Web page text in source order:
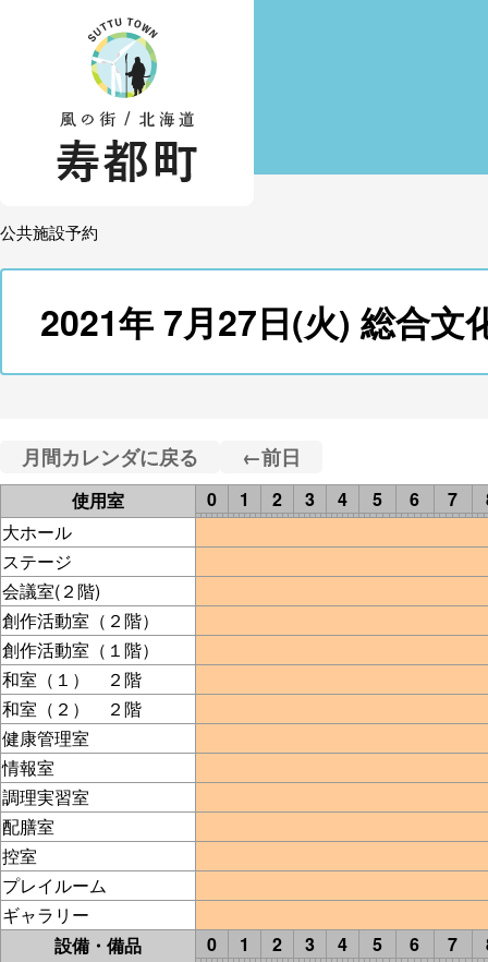
公共施設予約
2021年 7月27日(火) 総合
月間カレンダに戻る ←前日
使用室 0 1 2 3 4 5 6 7
大ホール
ステージ
会議室(２階)
創作活動室（２階）
創作活動室（１階）
和室（１） ２階
和室（２） ２階
健康管理室
情報室
調理実習室
配膳室
控室
プレイルーム
ギャラリー
設備・備品
0 1 2 3 4 5 6 7